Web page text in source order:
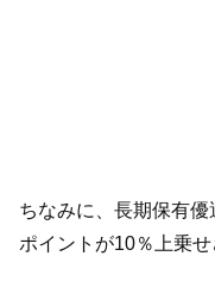
ちなみに、長期保有
ポイントが10％上乗せ